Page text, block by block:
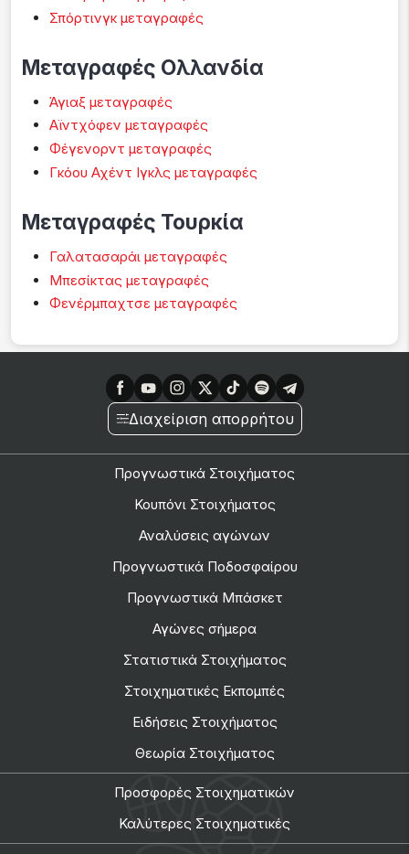
Σπόρτινγκ μεταγραφές
Μεταγραφές Ολλανδία
Άγιαξ μεταγραφές
Αϊντχόφεν μεταγραφές
Φέγενορντ μεταγραφές
Γκόου Αχέντ Ιγκλς μεταγραφές
Μεταγραφές Τουρκία
Γαλατασαράι μεταγραφές
Μπεσίκτας μεταγραφές
Φενέρμπαχτσε μεταγραφές
Διαχείριση απορρήτου
Προγνωστικά Στοιχήματος
Κουπόνι Στοιχήματος
Αναλύσεις αγώνων
Προγνωστικά Ποδοσφαίρου
Προγνωστικά Μπάσκετ
Αγώνες σήμερα
Στατιστικά Στοιχήματος
Στοιχηματικές Εκπομπές
Ειδήσεις Στοιχήματος
Θεωρία Στοιχήματος
Προσφορές Στοιχηματικών
Καλύτερες Στοιχηματικές